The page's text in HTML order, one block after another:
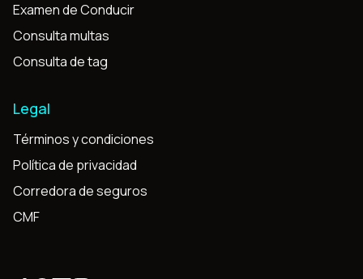
Examen de Conducir
Consulta multas
Consulta de tag
Legal
Términos y condiciones
Política de privacidad
Corredora de seguros
CMF